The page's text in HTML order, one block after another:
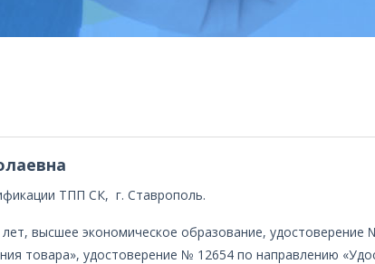
ТПП СК, г. Ставрополь.
высшее экономическое образование, удостоверение
товара», удостоверение № 12654 по направлению